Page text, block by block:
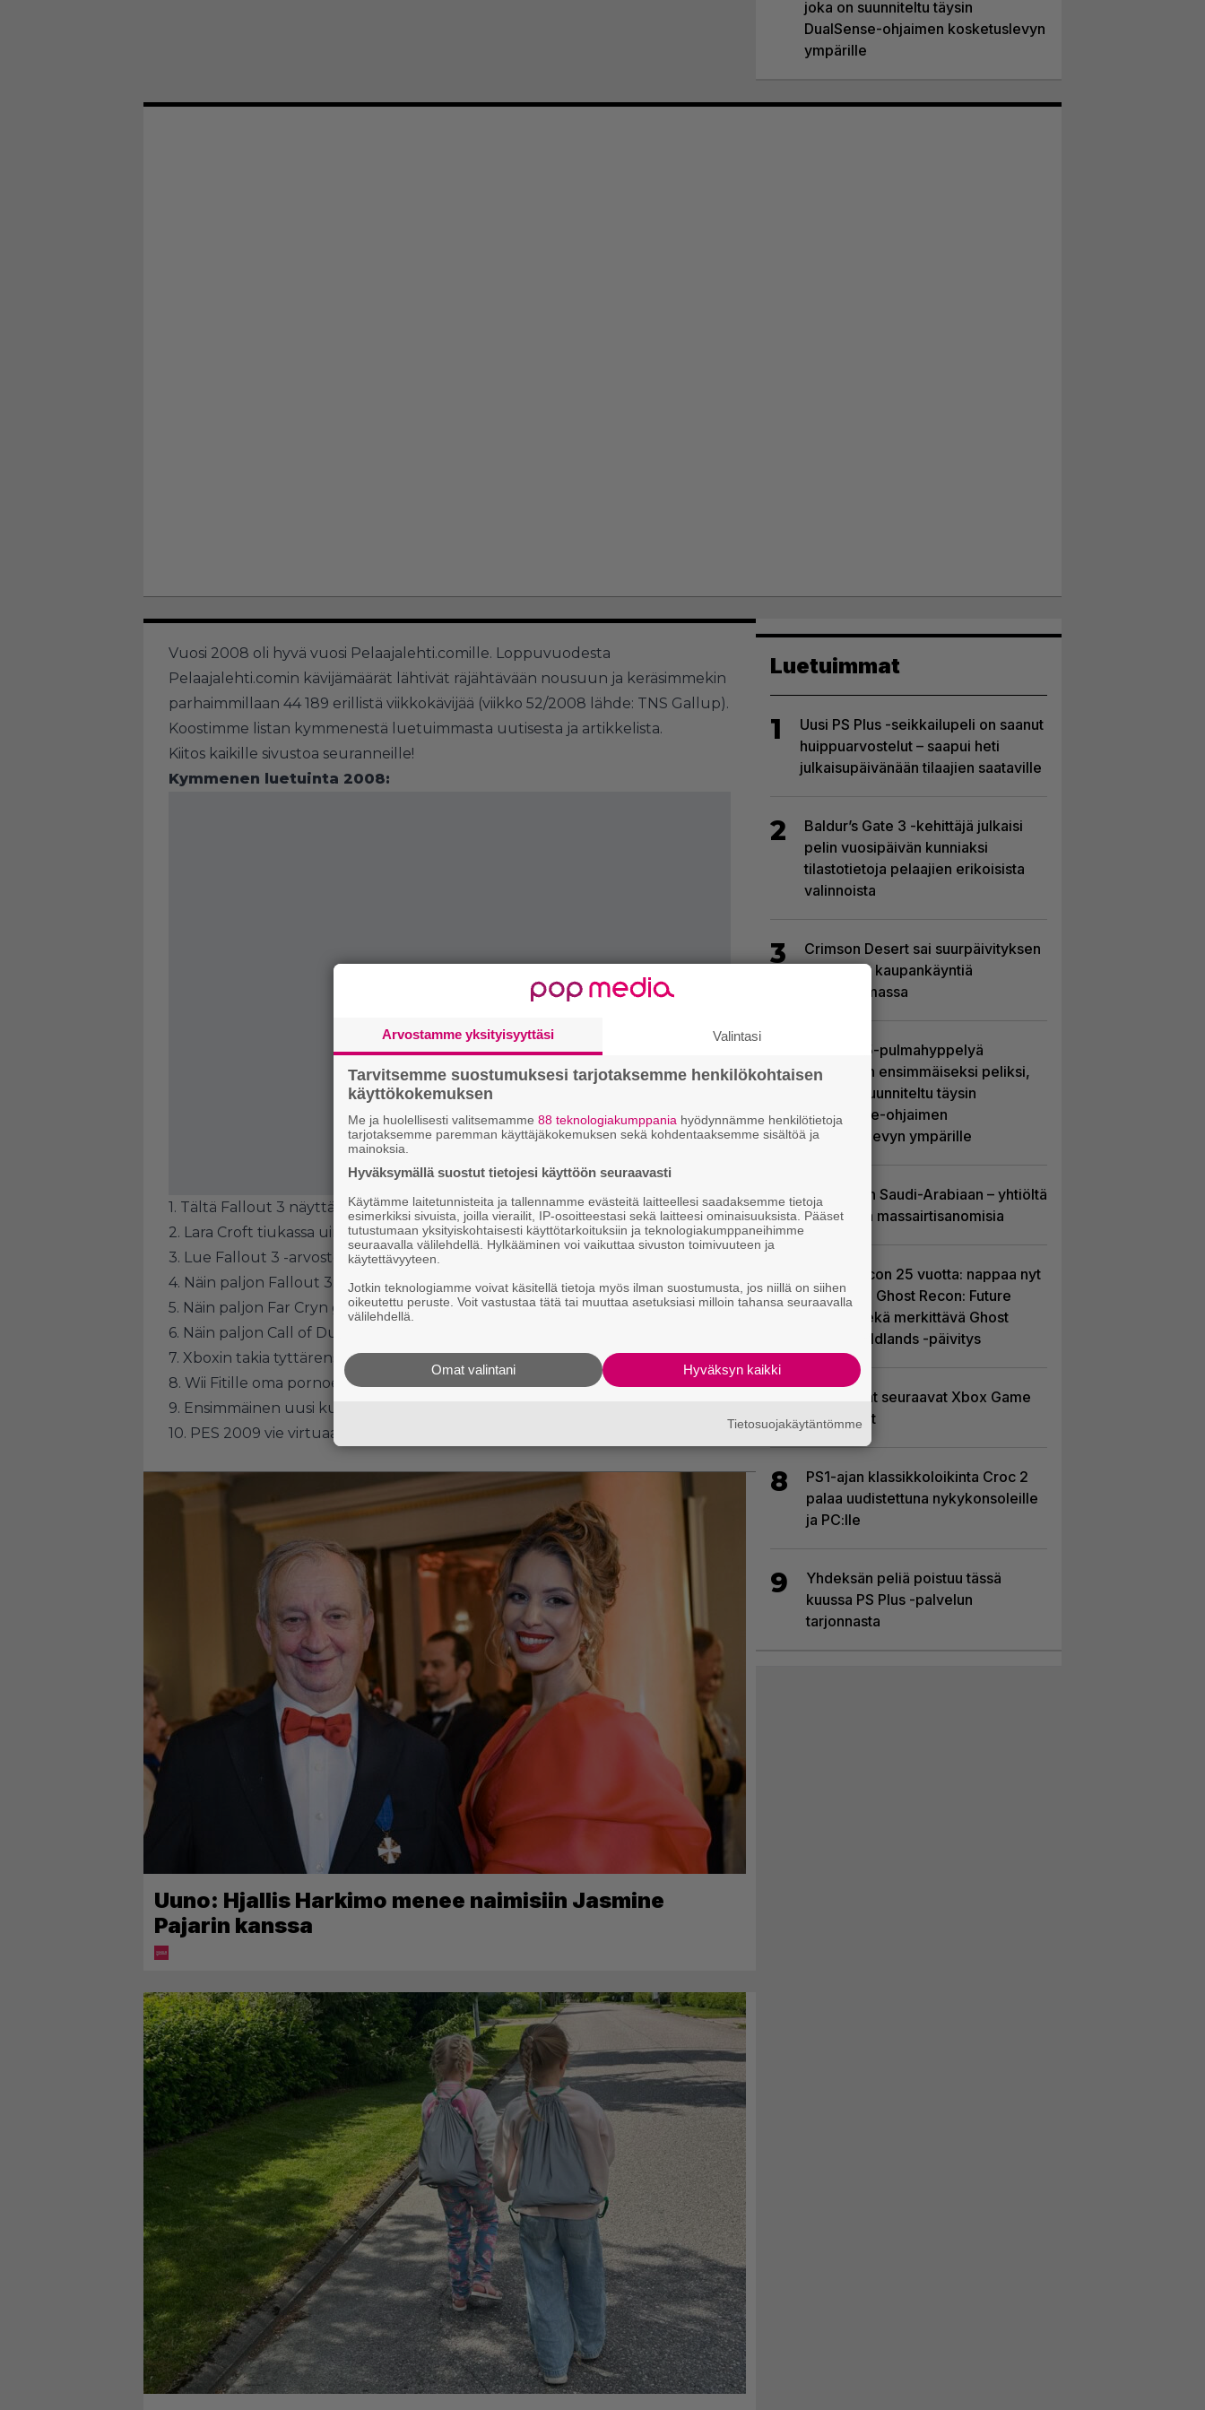
joka on suunniteltu täysin
DualSense-ohjaimen kosketuslevyn
ympärille
Vuosi 2008 oli hyvä vuosi Pelaajalehti.comille. Loppuvuodesta
Pelaajalehti.comin kävijämäärät lähtivät räjähtävään nousuun ja keräsimmekin
parhaimmillaan 44 189 erillistä viikkokävijää (viikko 52/2008 lähde: TNS Gallup).
Koostimme listan kymmenestä luetuimmasta uutisesta ja artikkelista.
Kiitos kaikille sivustoa seuranneille!
Kymmenen luetuinta 2008:
1. Tältä Fallout 3 näyttää toiminnassa
2. Lara Croft tiukassa uima-asussa – Katso kuvat!
3. Lue Fallout 3 -arvostelu!
4. Näin paljon Fallout 3:n grafiikka on parantunut – Kuvia!
5. Näin paljon Far Cryn grafiikka on parantunut – Kuvia!
6. Näin paljon Call of Duty -sarjan grafiikka on kehittynyt
7. Xboxin takia tyttärensä tappanut vankilaan
8. Wii Fitille oma pornoelokuva – Katso kuvat!
9. Ensimmäinen uusi kuva Alan Wakesta vuosiin
10. PES 2009 vie virtuaalijalkapallon uudelle asteelle
Uuno: Hjallis Harkimo menee naimisiin Jasmine
Pajarin kanssa
Luetuimmat
1
Uusi PS Plus -seikkailupeli on saanut
huippuarvostelut – saapui heti
julkaisupäivänään tilaajien saataville
2
Baldur’s Gate 3 -kehittäjä julkaisi
pelin vuosipäivän kunniaksi
tilastotietoja pelaajien erikoisista
valinnoista
3
Crimson Desert sai suurpäivityksen
– uudistaa kaupankäyntiä
pelimaailmassa
Uutta PS5-pulmahyppelyä
kuvaillaan ensimmäiseksi peliksi,
joka on suunniteltu täysin
DualSense-ohjaimen
kosketuslevyn ympärille
5
EA myytiin Saudi-Arabiaan – yhtiöltä
odotetaan massairtisanomisia
6
Ghost Recon 25 vuotta: nappaa nyt
ilmaiseksi Ghost Recon: Future
Soldier sekä merkittävä Ghost
Recon Wildlands -päivitys
Tässä ovat seuraavat Xbox Game
Pass -pelit
8
PS1-ajan klassikkoloikinta Croc 2
palaa uudistettuna nykykonsoleille
ja PC:lle
9
Yhdeksän peliä poistuu tässä
kuussa PS Plus -palvelun
tarjonnasta
Arvostamme yksityisyyttäsi Valintasi
Tarvitsemme suostumuksesi tarjotaksemme henkilökohtaisen
käyttökokemuksen
Me ja huolellisesti valitsemamme 88 teknologiakumppania hyödynnämme henkilötietoja
tarjotaksemme paremman käyttäjäkokemuksen sekä kohdentaaksemme sisältöä ja
mainoksia.
Hyväksymällä suostut tietojesi käyttöön seuraavasti
Käytämme laitetunnisteita ja tallennamme evästeitä laitteellesi saadaksemme tietoja
esimerkiksi sivuista, joilla vierailit, IP-osoitteestasi sekä laitteesi ominaisuuksista. Pääset
tutustumaan yksityiskohtaisesti käyttötarkoituksiin ja teknologiakumppaneihimme
seuraavalla välilehdellä. Hylkääminen voi vaikuttaa sivuston toimivuuteen ja
käytettävyyteen.
Jotkin teknologiamme voivat käsitellä tietoja myös ilman suostumusta, jos niillä on siihen
oikeutettu peruste. Voit vastustaa tätä tai muuttaa asetuksiasi milloin tahansa seuraavalla
välilehdellä.
Hyväksyn kaikki
Omat valintani
Tietosuojakäytäntömme